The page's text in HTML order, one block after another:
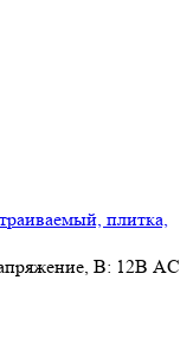
плитка,
В: 12В AC